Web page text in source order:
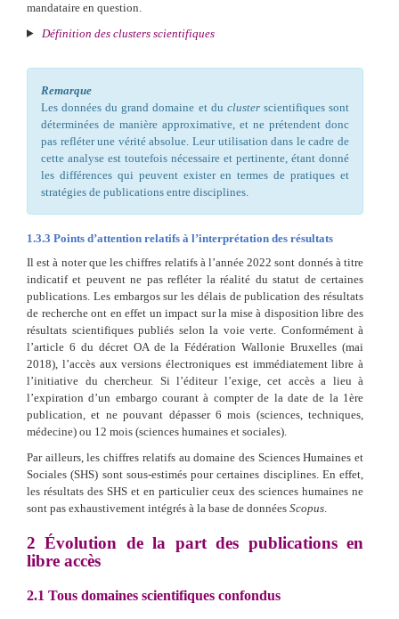
mandataire en question.
Définition des clusters scientifiques
Remarque
Les données du grand domaine et du clusterscientifiques sont
déterminées de manière approximative, et ne prétendent donc
pas refléter une vérité absolue. Leur utilisation dans le cadre de
cette analyse est toutefois nécessaire et pertinente, étant donné
les différences qui peuvent exister en termes de pratiques et
stratégies de publications entre disciplines.
1.3.3 Points d’attention relatifs à l’interprétation des résultats
Il est à noter que les chiffres relatifs à l’année 2022 sont donnés à titre
indicatif et peuvent ne pas refléter la réalité du statut de certaines
publications. Les embargos sur les délais de publication des résultats
de recherche ont en effet un impact sur la mise à disposition libre des
résultats scientifiques publiés selon la voie verte. Conformément à
l’article 6 du décret OA de la Fédération Wallonie Bruxelles (mai
2018), l’accès aux versions électroniques est immédiatement libre à
l’initiative du chercheur. Si l’éditeur l’exige, cet accès a lieu à
l’expiration d’un embargo courant à compter de la date de la 1ère
publication, et ne pouvant dépasser 6 mois (sciences, techniques,
médecine) ou 12 mois (sciences humaines et sociales).
Par ailleurs, les chiffres relatifs au domaine des Sciences Humaines et
Sociales (SHS) sont sous-estimés pour certaines disciplines. En effet,
les résultats des SHS et en particulier ceux des sciences humaines ne
sont pas exhaustivement intégrés à la base de données Scopus
2 Évolution de la part des publications en
libre accès
2.1 Tous domaines scientifiques confondus